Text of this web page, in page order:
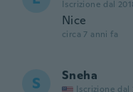
Iscrizione dal
Nice
circa 7 anni fa
S Sneha
Iscrizione dal